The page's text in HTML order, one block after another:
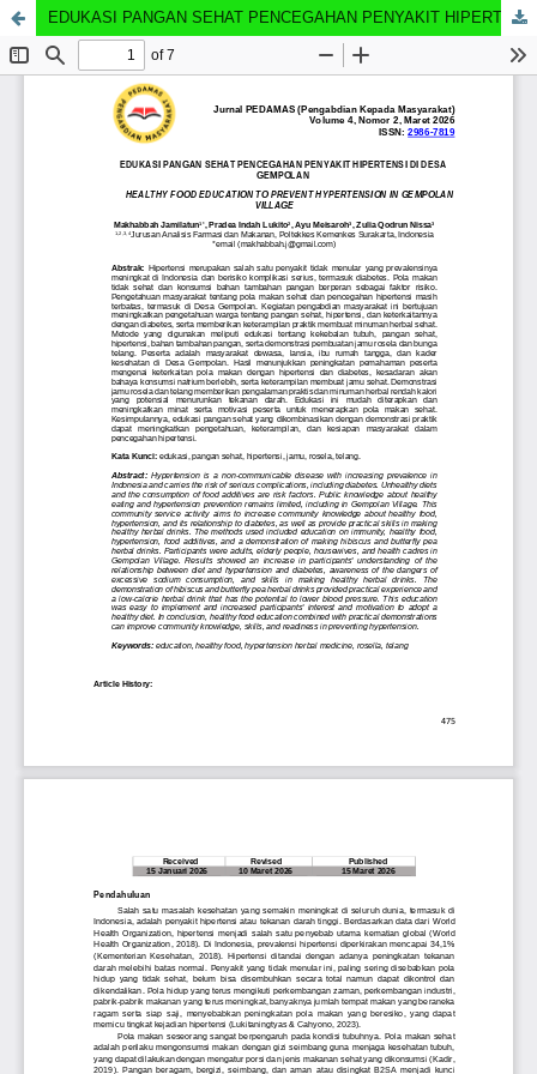
EDUKASI PANGAN SEHAT PENCEGAHAN PENYAKIT HIPERTENSI DI DESA GEMPOLAN